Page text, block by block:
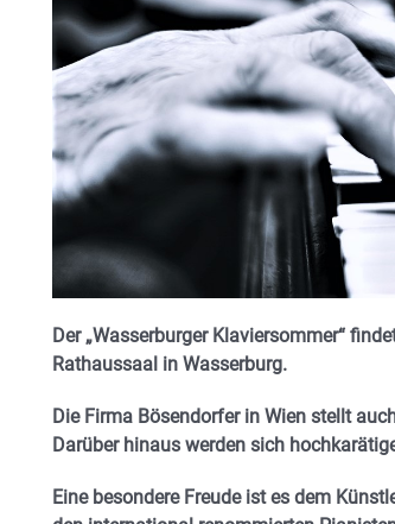
Der „Wasserburger Klaviersommer“
Rathaussaal in Wasserburg.
Die Firma Bösendorfer in Wien stellt
Darüber hinaus werden sich
Eine besondere Freude ist es dem